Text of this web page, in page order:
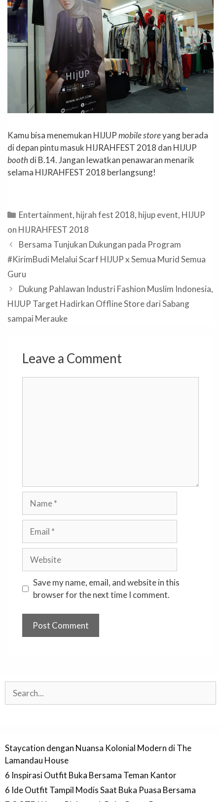
Kamu bisa menemukan HIJUPmobile storeyang berada
di depan pintu masuk HIJRAHFEST 2018 dan HIJUP
boothdi B.14. Jangan lewatkan penawaran menarik
selama HIJRAHFEST 2018 berlangsung!
Categories
Entertainment, hijrah fest 2018, hijup event, HIJUP
on HIJRAHFEST 2018
Bersama Tunjukan Dukungan pada Program
#KirimBudi Melalui Scarf HIJUP x Semua Murid Semua
Guru
Dukung Pahlawan Industri Fashion Muslim Indonesia,
HIJUP Target Hadirkan Offline Store dari Sabang
sampai Merauke
Leave a Comment
Name
Email
Website
Save my name, email, and website in this
browser for the next time I comment.
Staycation dengan Nuansa Kolonial Modern di The
Lamandau House
6 Inspirasi Outfit Buka Bersama Teman Kantor
6 Ide Outfit Tampil Modis Saat Buka Puasa Bersama